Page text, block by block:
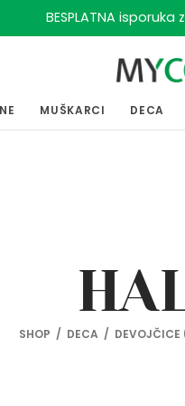
BESPLATNA
MUŠKARCI DECA
SHOP / DECA /